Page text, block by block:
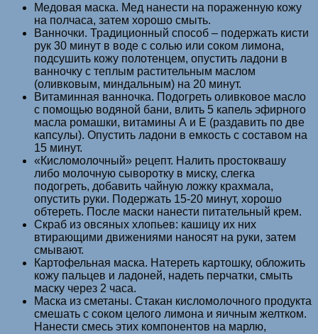
Медовая маска. Мед нанести на пораженную кожу
на полчаса, затем хорошо смыть.
Ванночки. Традиционный способ – подержать кисти
рук 30 минут в воде с солью или соком лимона,
подсушить кожу полотенцем, опустить ладони в
ванночку с теплым растительным маслом
(оливковым, миндальным) на 20 минут.
Витаминная ванночка. Подогреть оливковое масло
с помощью водяной бани, влить 5 капель эфирного
масла ромашки, витамины А и Е (раздавить по две
капсулы). Опустить ладони в емкость с составом на
15 минут.
«Кисломолочный» рецепт. Налить простоквашу
либо молочную сыворотку в миску, слегка
подогреть, добавить чайную ложку крахмала,
опустить руки. Подержать 15-20 минут, хорошо
обтереть. После маски нанести питательный крем.
Скраб из овсяных хлопьев: кашицу их них
втирающими движениями наносят на руки, затем
смывают.
Картофельная маска. Натереть картошку, обложить
кожу пальцев и ладоней, надеть перчатки, смыть
маску через 2 часа.
Маска из сметаны. Стакан кисломолочного продукта
смешать с соком целого лимона и яичным желтком.
Нанести смесь этих компонентов на марлю,